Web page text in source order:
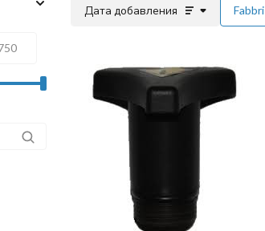
Дата добавления Fabbri